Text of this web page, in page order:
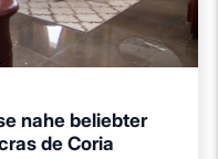
nahe beliebter
de Coria